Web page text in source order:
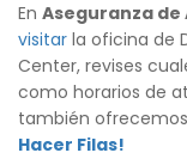
En Aseguranza de
visitar la oficina de
Center, revises
como horarios de
también
Hacer Filas!